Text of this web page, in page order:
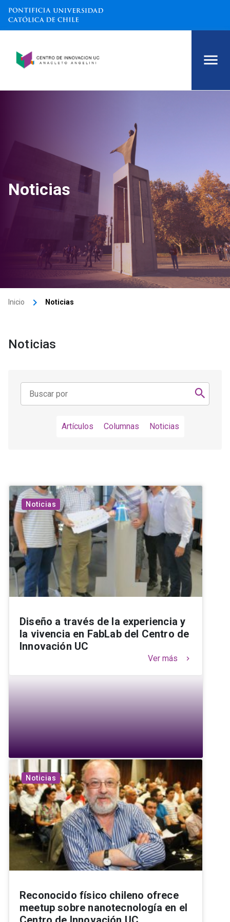
Noticias
Inicio keyboard_arrow_right Noticias
Noticias
Artículos Columnas Noticias
Noticias
Diseño a través de la experiencia y
la vivencia en FabLab del Centro de
Innovación UC
Ver más keyboard_arrow_right
Noticias
Reconocido físico chileno ofrece
meetup sobre nanotecnología en el